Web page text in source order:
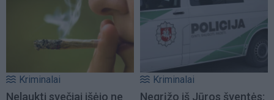
Kriminalai
Nelaukti svečiai išėjo ne
Kriminalai
Negrįžo iš Jūros šventės: